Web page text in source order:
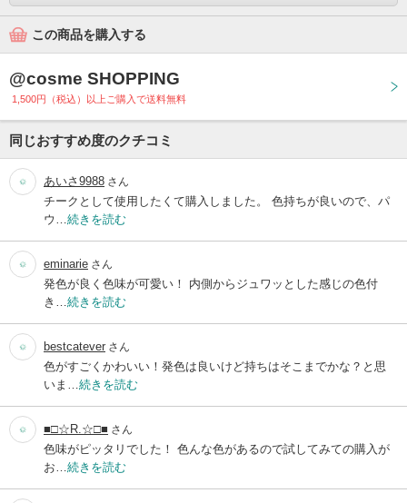
この商品を購入する
@cosme SHOPPING
1,500円（税込）以上ご購入で送料無料
同じおすすめ度のクチコミ
あいさ9988 さん
チークとして使用したくて購入しました。 色持ちが良いので、パ
ウ… 続きを読む
eminarie さん
発色が良く色味が可愛い！ 内側からジュワッとした感じの色付
き… 続きを読む
bestcatever さん
色がすごくかわいい！発色は良いけど持ちはそこまでかな？と思
いま… 続きを読む
■□☆R.☆□■ さん
色味がピッタリでした！ 色んな色があるので試してみての購入が
お… 続きを読む